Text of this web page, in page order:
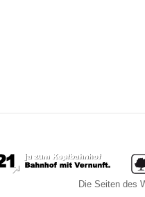
Die Seiten des